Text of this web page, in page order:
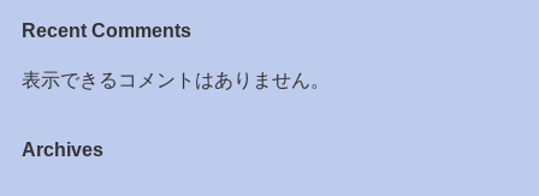
Recent Comments
表示できるコメントはありません。
Archives